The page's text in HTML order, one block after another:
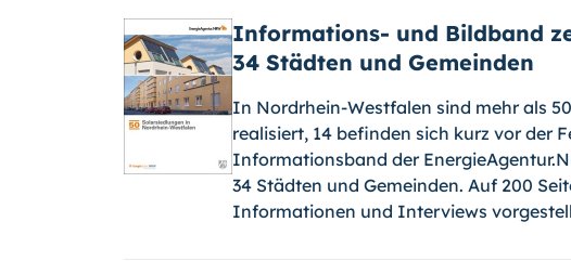
Informations- und Bildband
34 Städten und Gemeinden
In Nordrhein-Westfalen sind mehr als
realisiert, 14 befinden sich kurz vor der
Infor­mationsband der
34 Städten und Gemeinden. Auf 200
Informationen und Inter­views